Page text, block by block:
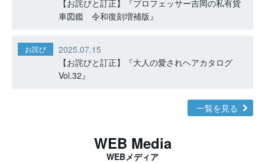
【お詫びと訂正】『プロフェッサー吉岡の私有貨
車図鑑 令和復刻増補版』
お詫び
2025.07.15
【お詫びと訂正】『大人の愛されヘアカタログ
Vol.32』
一覧を見る
WEB Media
WEBメディア